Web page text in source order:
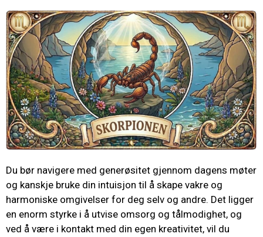
Du bør navigere med generøsitet gjennom dagens møter
og kanskje bruke din intuisjon til å skape vakre og
harmoniske omgivelser for deg selv og andre. Det ligger
en enorm styrke i å utvise omsorg og tålmodighet, og
ved å være i kontakt med din egen kreativitet, vil du